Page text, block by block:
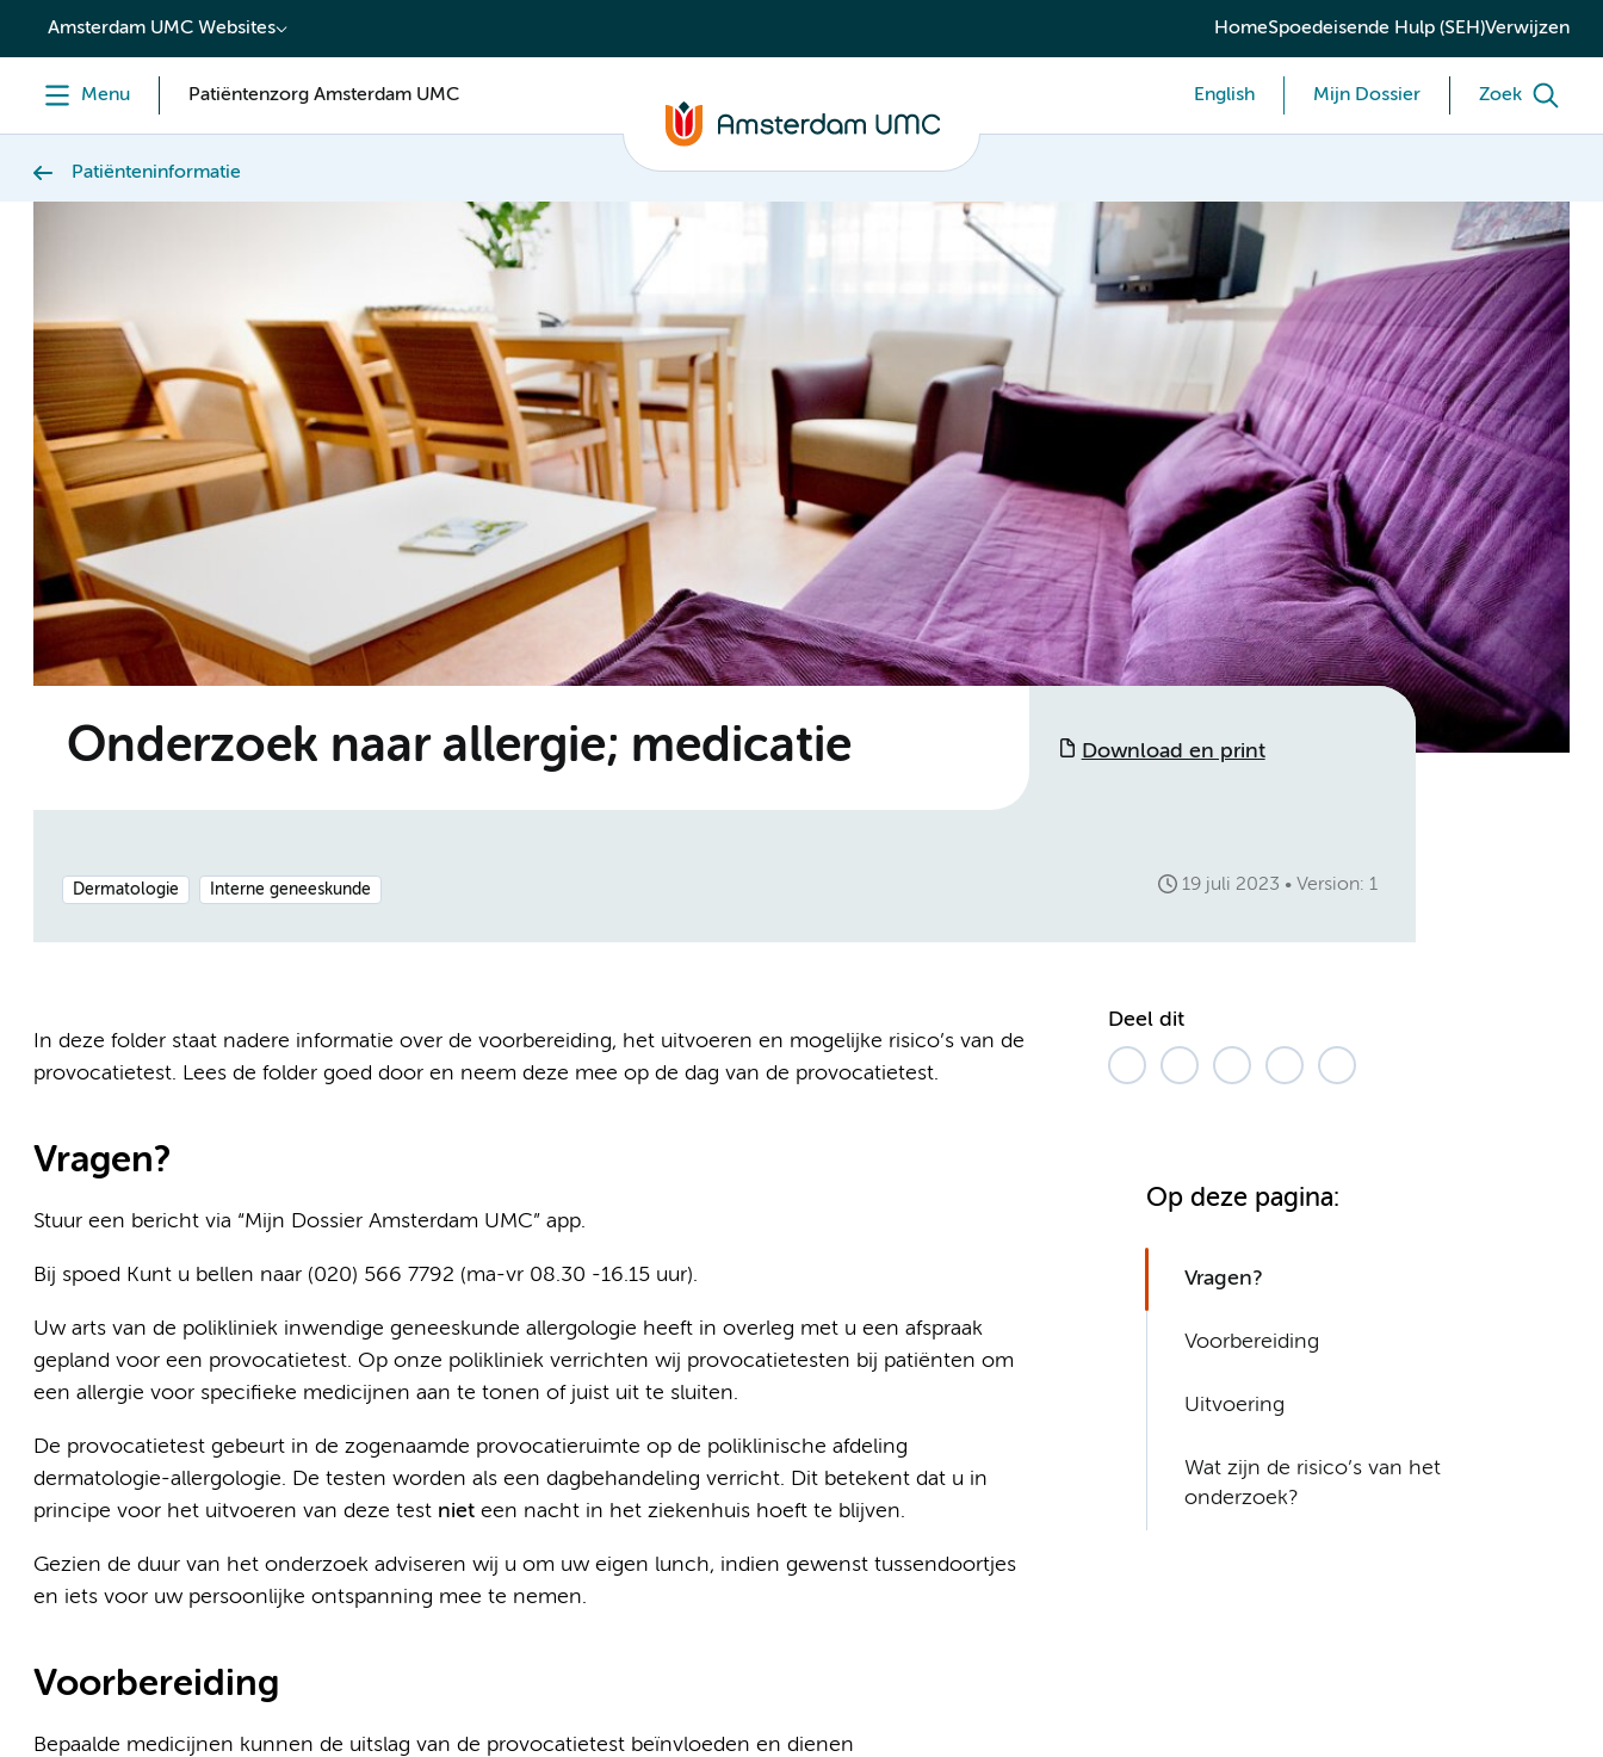
content
Amsterdam UMC Websites HomeSpoedeisende Hulp (SEH)Verwijzen
Menu Patiëntenzorg Amsterdam UMC English Mijn Dossier Zoek
Patiënteninformatie
Onderzoek naar allergie; medicatie Download en print
Dermatologie Interne geneeskunde 19 juli 2023 Version: 1
In deze folder staat nadere informatie over de voorbereiding, het uitvoeren en mogelijke risico’s van de
provocatietest. Lees de folder goed door en neem deze mee op de dag van de provocatietest.
Vragen?
Stuur een bericht via “Mijn Dossier Amsterdam UMC” app.
Bij spoed Kunt u bellen naar (020) 566 7792 (ma-vr 08.30 -16.15 uur).
Uw arts van de polikliniek inwendige geneeskunde allergologie heeft in overleg met u een afspraak
gepland voor een provocatietest. Op onze polikliniek verrichten wij provocatietesten bij patiënten om
een allergie voor specifieke medicijnen aan te tonen of juist uit te sluiten.
De provocatietest gebeurt in de zogenaamde provocatieruimte op de poliklinische afdeling
dermatologie-allergologie. De testen worden als een dagbehandeling verricht. Dit betekent dat u in
principe voor het uitvoeren van deze test niet een nacht in het ziekenhuis hoeft te blijven.
Gezien de duur van het onderzoek adviseren wij u om uw eigen lunch, indien gewenst tussendoortjes
en iets voor uw persoonlijke ontspanning mee te nemen.
Voorbereiding
Bepaalde medicijnen kunnen de uitslag van de provocatietest beïnvloeden en dienen
Deel dit
Op deze pagina:
Vragen?
Voorbereiding
Uitvoering
Wat zijn de risico’s van het
onderzoek?